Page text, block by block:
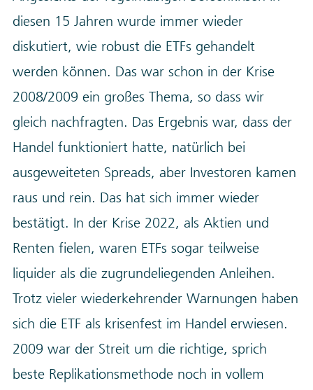
diesen 15 Jahren wurde immer wieder
diskutiert, wie robust die ETFs gehandelt
werden können. Das war schon in der Krise
2008/2009 ein großes Thema, so dass wir
gleich nachfragten. Das Ergebnis war, dass der
Handel funktioniert hatte, natürlich bei
ausgeweiteten Spreads, aber Investoren kamen
raus und rein. Das hat sich immer wieder
bestätigt. In der Krise 2022, als Aktien und
Renten fielen, waren ETFs sogar teilweise
liquider als die zugrundeliegenden Anleihen.
Trotz vieler wiederkehrender Warnungen haben
sich die ETF als krisenfest im Handel erwiesen.
2009 war der Streit um die richtige, sprich
beste Replikationsmethode noch in vollem